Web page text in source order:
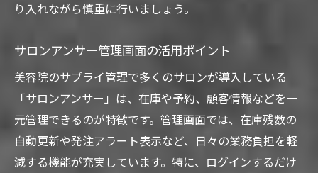
り入れながら慎重に行いましょう。
サロンアンサー管理画面の活用ポイント
美容院のサプライ管理で多くのサロンが導入している
「サロンアンサー」は、在庫や予約、顧客情報などを一
元管理できるのが特徴です。管理画面では、在庫残数の
自動更新や発注アラート表示など、日々の業務負担を軽
減する機能が充実しています。特に、ログインするだけ